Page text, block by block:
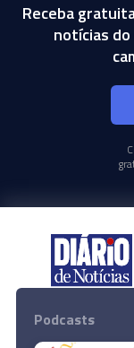
Receba
notícias
Podcasts